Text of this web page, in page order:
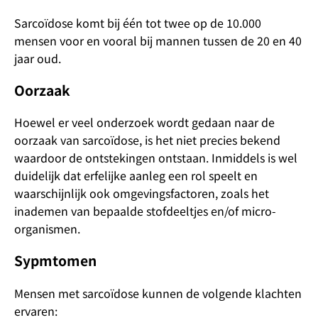
Sarcoïdose komt bij één tot twee op de 10.000
mensen voor en vooral bij mannen tussen de 20 en 40
jaar oud.
Oorzaak
Hoewel er veel onderzoek wordt gedaan naar de
oorzaak van sarcoïdose, is het niet precies bekend
waardoor de ontstekingen ontstaan. Inmiddels is wel
duidelijk dat erfelijke aanleg een rol speelt en
waarschijnlijk ook omgevingsfactoren, zoals het
inademen van bepaalde stofdeeltjes en/of micro-
organismen.
Sypmtomen
Mensen met sarcoïdose kunnen de volgende klachten
ervaren: